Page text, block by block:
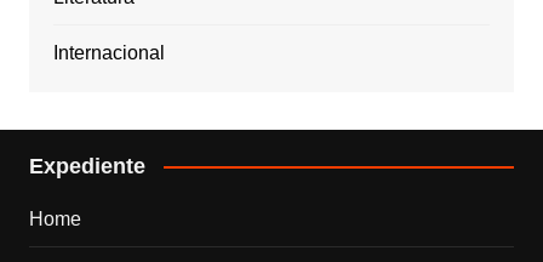
Internacional
Expediente
Home